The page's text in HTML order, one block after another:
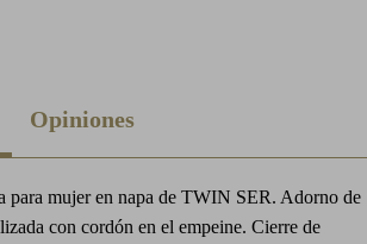
Opiniones
para mujer en napa de TWIN SER. Adorno de
con cordón en el empeine. Cierre de